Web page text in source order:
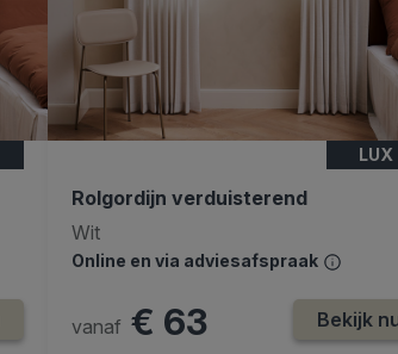
LUX
Rolgordijn verduisterend
Wit
Online en via adviesafspraak
vanaf € 63 Bekijk